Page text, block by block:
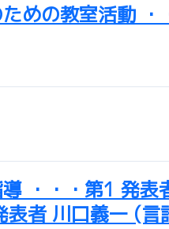
めの教室活動 ・
・・・第1 発表
者 川口義一 (言